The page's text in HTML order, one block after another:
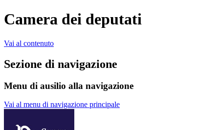
Camera dei deputati
Vai al contenuto
Sezione di navigazione
Menu di ausilio alla navigazione
Vai al menu di navigazione principale